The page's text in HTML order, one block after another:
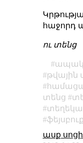
հաջորդ
ու տենց
թվային
տենց
ֆեյսբուք
ասք